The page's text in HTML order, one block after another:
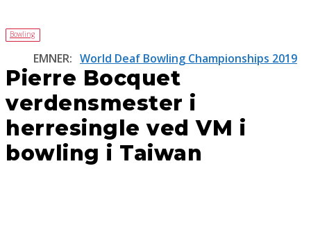
Bowling
EMNER: World Deaf Bowling Championships 2019
Pierre Bocquet
verdensmester i
herresingle ved VM i
bowling i Taiwan